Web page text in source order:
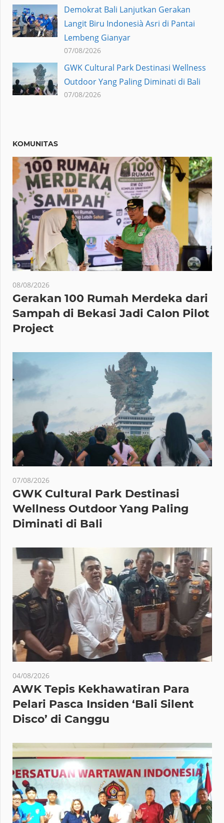
Demokrat Bali Lanjutkan Gerakan
Langit Biru Indonesià Asri di Pantai
Lembeng Gianyar
07/08/2026
GWK Cultural Park Destinasi Wellness
Outdoor Yang Paling Diminati di Bali
07/08/2026
KOMUNITAS
08/08/2026
Gerakan 100 Rumah Merdeka dari
Sampah di Bekasi Jadi Calon Pilot
Project
07/08/2026
GWK Cultural Park Destinasi
Wellness Outdoor Yang Paling
Diminati di Bali
04/08/2026
AWK Tepis Kekhawatiran Para
Pelari Pasca Insiden ‘Bali Silent
Disco’ di Canggu